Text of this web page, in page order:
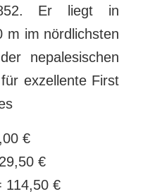
Er liegt in
m im nördlichsten
nepalesischen
exzellente First
€
€
114,50 €